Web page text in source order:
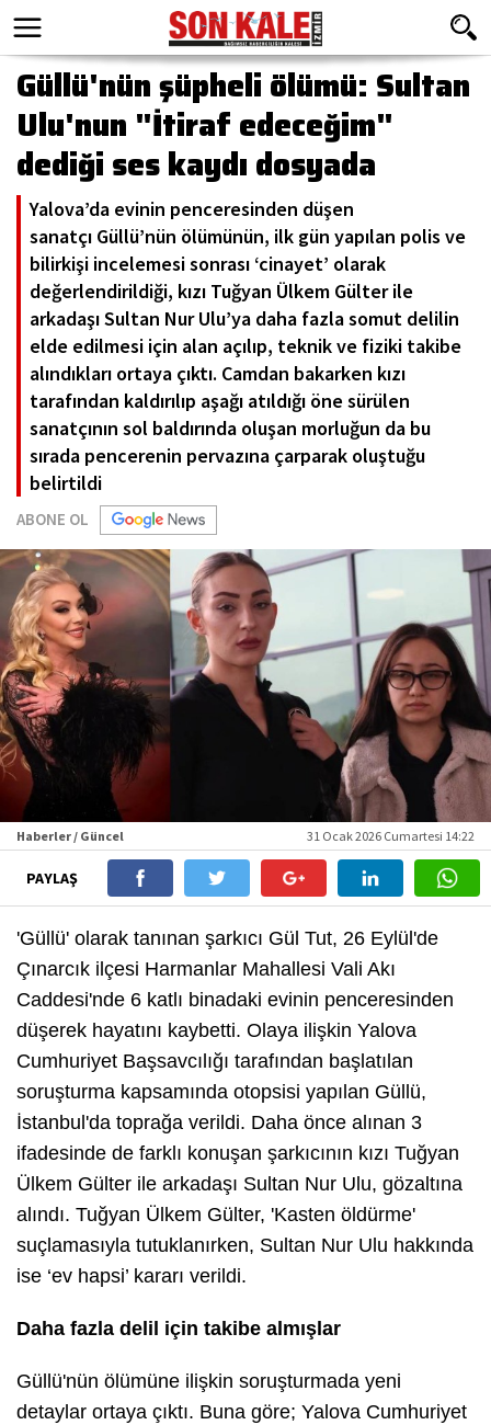
Güllü'nün şüpheli ölümü: Sultan
Ulu'nun "İtiraf edeceğim"
dediği ses kaydı dosyada
Yalova’da evinin penceresinden düşen
sanatçı Güllü’nün ölümünün, ilk gün yapılan polis ve
bilirkişi incelemesi sonrası ‘cinayet’ olarak
değerlendirildiği, kızı Tuğyan Ülkem Gülter ile
arkadaşı Sultan Nur Ulu’ya daha fazla somut delilin
elde edilmesi için alan açılıp, teknik ve fiziki takibe
alındıkları ortaya çıktı. Camdan bakarken kızı
tarafından kaldırılıp aşağı atıldığı öne sürülen
sanatçının sol baldırında oluşan morluğun da bu
sırada pencerenin pervazına çarparak oluştuğu
belirtildi
ABONE OL
Haberler / Güncel 31 Ocak 2026 Cumartesi 14:22
PAYLAŞ
'Güllü' olarak tanınan şarkıcı Gül Tut, 26 Eylül'de
Çınarcık ilçesi Harmanlar Mahallesi Vali Akı
Caddesi'nde 6 katlı binadaki evinin penceresinden
düşerek hayatını kaybetti. Olaya ilişkin Yalova
Cumhuriyet Başsavcılığı tarafından başlatılan
soruşturma kapsamında otopsisi yapılan Güllü,
İstanbul'da toprağa verildi. Daha önce alınan 3
ifadesinde de farklı konuşan şarkıcının kızı Tuğyan
Ülkem Gülter ile arkadaşı Sultan Nur Ulu, gözaltına
alındı. Tuğyan Ülkem Gülter, 'Kasten öldürme'
suçlamasıyla tutuklanırken, Sultan Nur Ulu hakkında
ise ‘ev hapsi’ kararı verildi.
Daha fazla delil için takibe almışlar
Güllü'nün ölümüne ilişkin soruşturmada yeni
detaylar ortaya çıktı. Buna göre; Yalova Cumhuriyet